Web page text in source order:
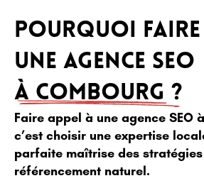
pourquoi faire
une agence seo
à combourg ?
Faire appel à une agence SEO
c’est choisir une expertise
parfaite maîtrise des
référencement naturel.